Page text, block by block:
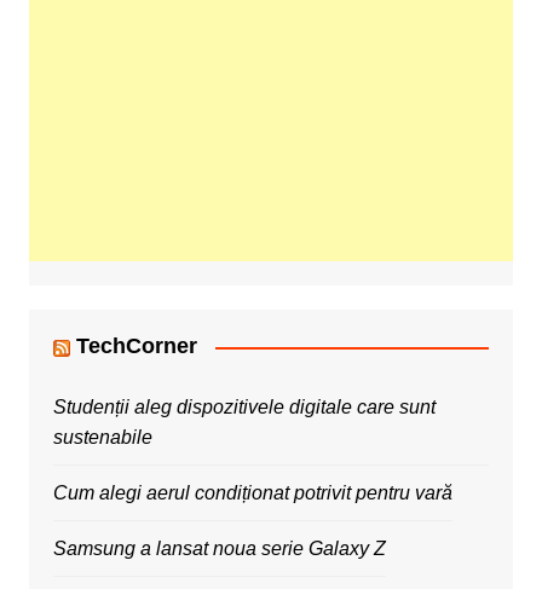
TechCorner
Studenții aleg dispozitivele digitale care sunt
sustenabile
Cum alegi aerul condiționat potrivit pentru vară
Samsung a lansat noua serie Galaxy Z